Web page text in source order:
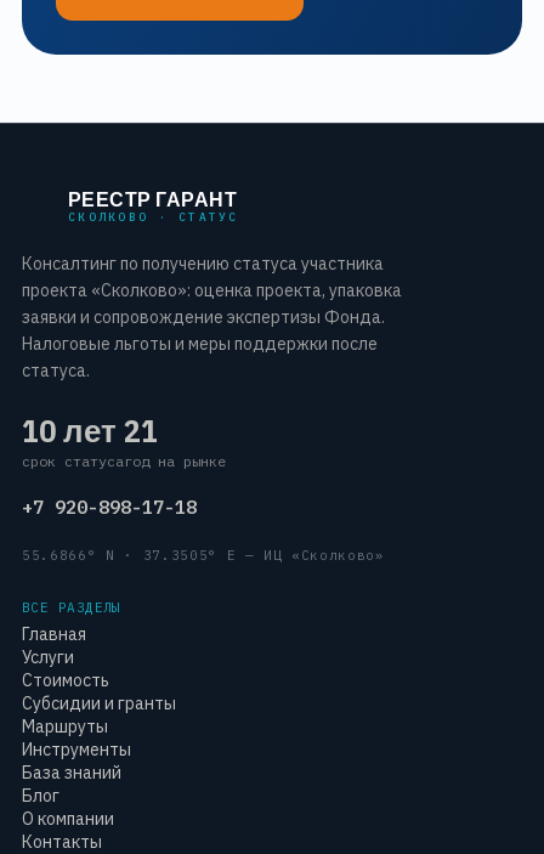
РЕЕСТР ГАРАНТ
СКОЛКОВО · СТАТУС
Консалтинг по получению статуса участника
проекта «Сколково»: оценка проекта, упаковка
заявки и сопровождение экспертизы Фонда.
Налоговые льготы и меры поддержки после
статуса.
10 лет
срок статуса
21
год на рынке
+7 920-898-17-18
55.6866° N · 37.3505° E — ИЦ «Сколково»
ВСЕ РАЗДЕЛЫ
Главная
Услуги
Стоимость
Субсидии и гранты
Маршруты
Инструменты
База знаний
Блог
О компании
Контакты